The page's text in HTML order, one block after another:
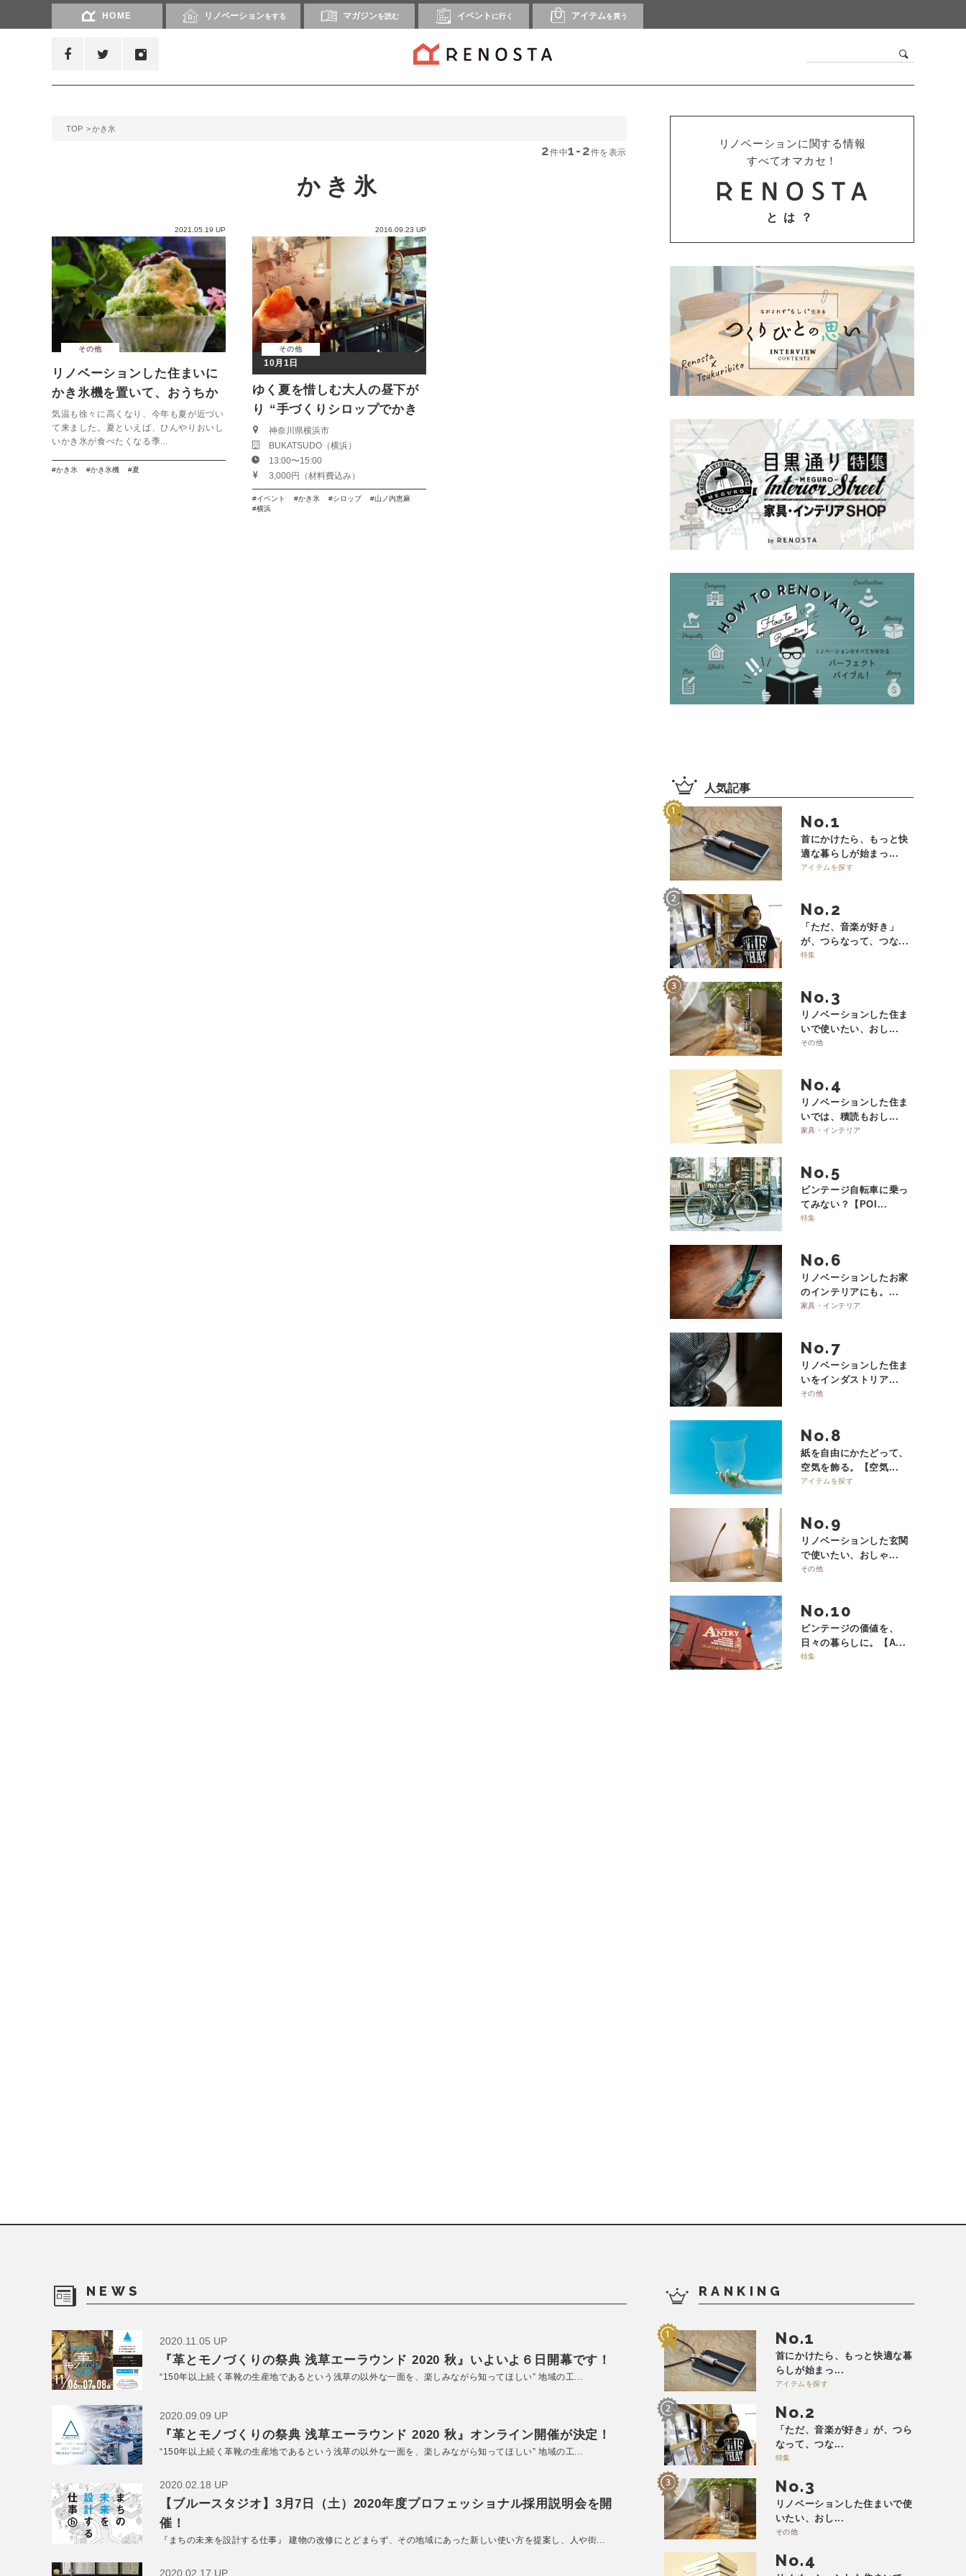
HOME リノベーションをする マガジンを読む イベント に行く アイテムを買う
TOP かき氷
2件中1-2件を表示
かき氷
2021.05.19 UP
その他
リノベーションした住まいに
かき氷機を置いて、おうちか
き氷を楽しもう！
気温も徐々に高くなり、今年も夏が近づい
て来ました。夏といえば、ひんやりおいし
いかき氷が食べたくなる季...
かき氷 かき氷機 夏
2016.09.23 UP
その他
10月1日
ゆく夏を惜しむ大人の昼下が
り “手づくりシロップでかき
氷”はいかが？
神奈川県横浜市
BUKATSUDO（横浜）
13:00〜15:00
3,000円（材料費込み）
イベント かき氷 シロップ
山ノ内恵麻
横浜
リノベーションに関する情報
すべてオマカセ！
とは？
人気記事
No.
首にかけたら、もっと快
適な暮らしが始まっ...
アイテムを探す
No.
「ただ、音楽が好き」
が、つらなって、つな...
特集
No.
リノベーションした住ま
いで使いたい、おし...
その他
No.
リノベーションした住ま
いでは、積読もおし...
家具・インテリア
No.
ビンテージ自転車に乗っ
てみない？【POI...
特集
No.
リノベーションしたお家
のインテリアにも。...
家具・インテリア
No.
リノベーションした住ま
いをインダストリア...
その他
No.
紙を自由にかたどって、
空気を飾る。【空気...
アイテムを探す
No.
リノベーションした玄関
で使いたい、おしゃ...
その他
No.
ビンテージの価値を、
日々の暮らしに。【A...
特集
NEWS
2020.11.05 UP
『革とモノづくりの祭典 浅草エーラウンド 2020 秋』いよいよ６日開幕です！
“150年以上続く革靴の生産地であるという浅草の以外な一面を、楽しみながら知ってほしい” 地域の工...
2020.09.09 UP
『革とモノづくりの祭典 浅草エーラウンド 2020 秋』オンライン開催が決定！
“150年以上続く革靴の生産地であるという浅草の以外な一面を、楽しみながら知ってほしい” 地域の工...
2020.02.18 UP
【ブルースタジオ】3月7日（土）2020年度プロフェッショナル採用説明会を開
催！
『まちの未来を設計する仕事』 建物の改修にとどまらず、その地域にあった新しい使い方を提案し、人や街...
2020.02.17 UP
RANKING
No.
首にかけたら、もっと快適な暮
らしが始まっ...
アイテムを探す
No.
「ただ、音楽が好き」が、つら
なって、つな...
特集
No.
リノベーションした住まいで使
いたい、おし...
その他
No.